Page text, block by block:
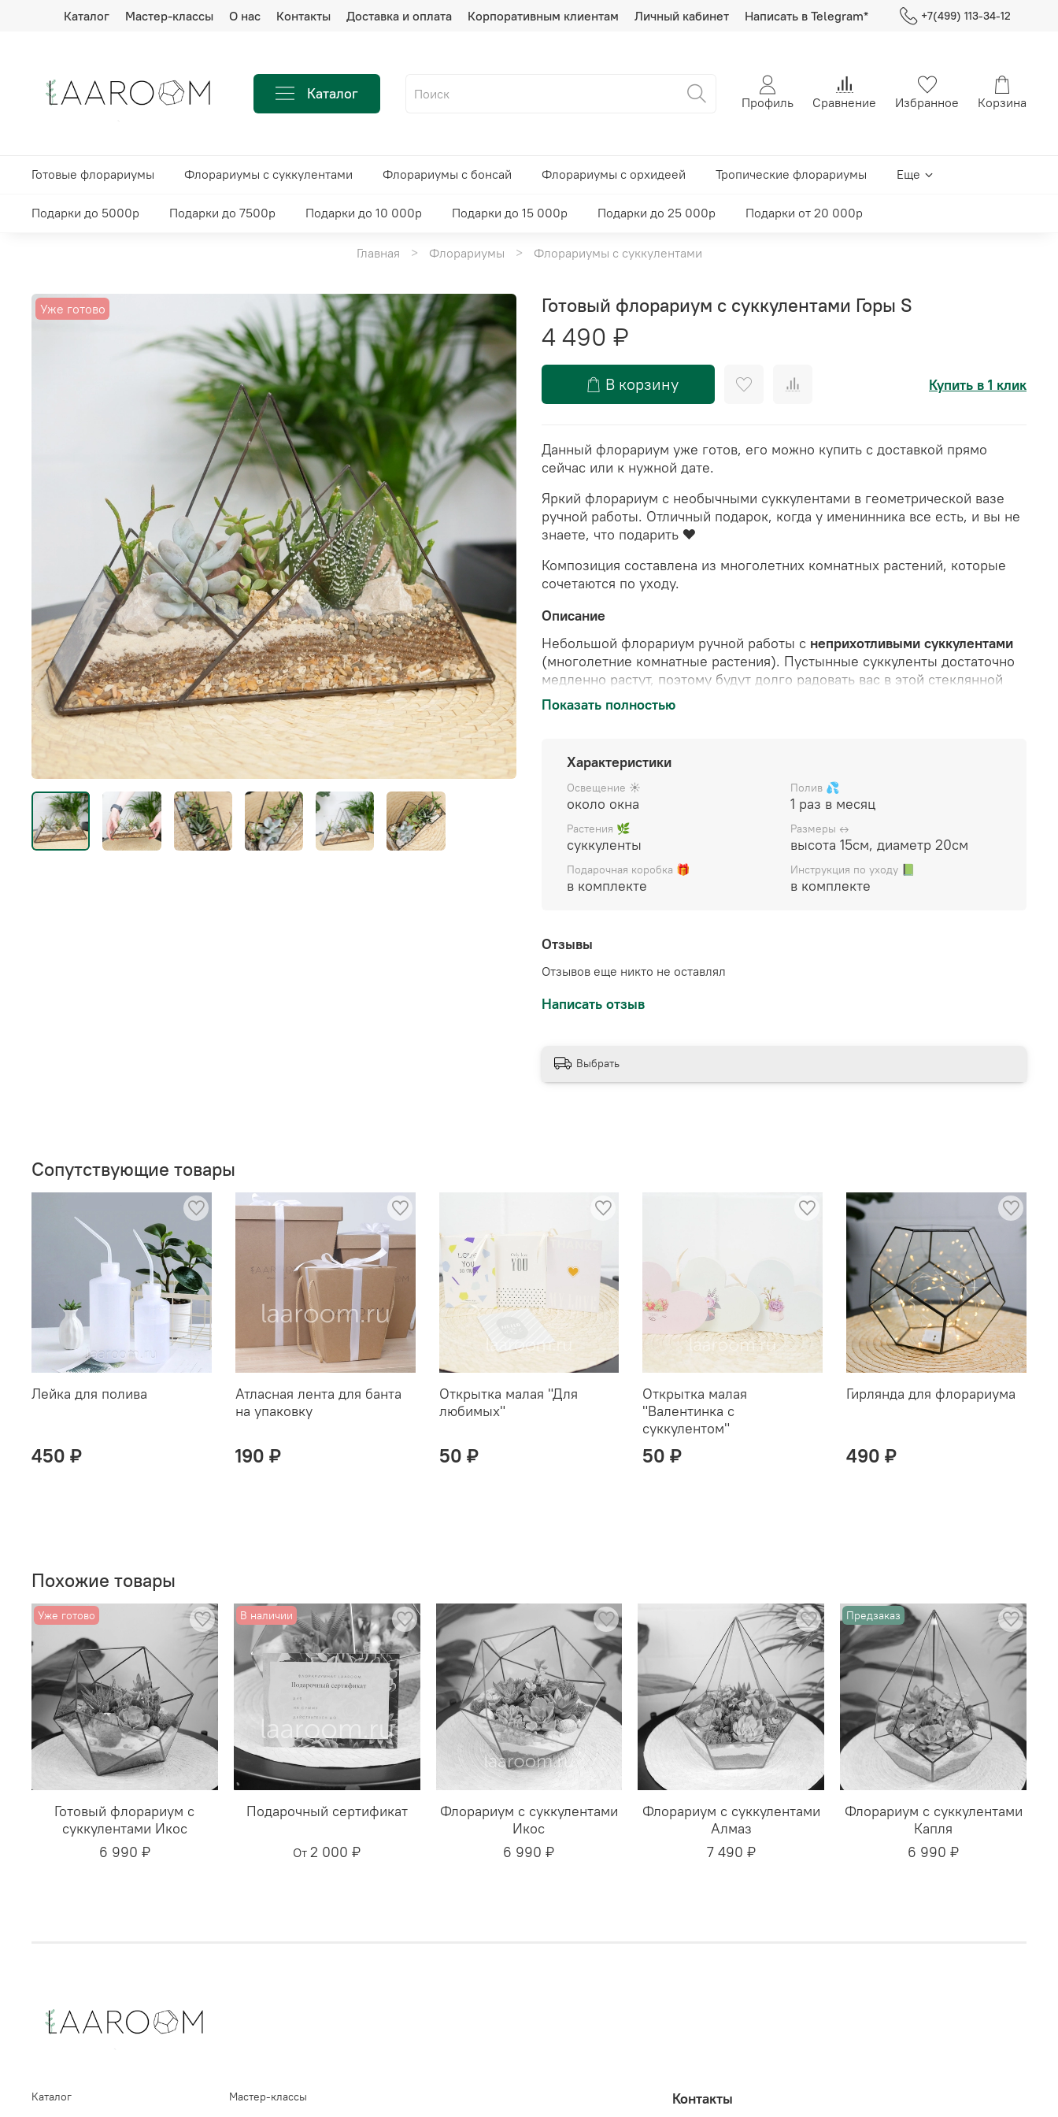
Каталог Мастер-классы О нас Контакты Доставка и оплата Корпоративным клиентам Личный кабинет Написать в Telegram* +7(499) 113-34-12
Каталог Профиль Сравнение Избранное Корзина
Готовые флорариумы Флорариумы с суккулентами Флорариумы с бонсай Флорариумы с орхидеей Тропические флорариумы Еще
Подарки до 5000р Подарки до 7500р Подарки до 10 000р Подарки до 15 000р Подарки до 25 000р Подарки от 20 000р
Главная Флорариумы Флорариумы с суккулентами
Уже готово Готовый флорариум с суккулентами Горы S
4 490 ₽
В корзину Купить в 1 клик
Данный флорариум уже готов, его можно купить с доставкой прямо
сейчас или к нужной дате.
Яркий флорариум с необычными суккулентами в геометрической вазе
ручной работы. Отличный подарок, когда у именинника все есть, и вы не
знаете, что подарить ❤️
Композиция составлена из многолетних комнатных растений, которые
сочетаются по уходу.
Описание
Небольшой флорариум ручной работы с неприхотливыми суккулентами
(многолетние комнатные растения). Пустынные суккуленты достаточно
медленно растут, поэтому будут долго радовать вас в этой стеклянной
вазе.
профессиональный грунт. Украшен камнями и стабилизированным мхом
Цена указана за готовый флорариум
декором), упаковывается в подарочный пакет, прилагается инструкция по
уходу.
Показать полностью
Характеристики
Освещение ☀️
около окна
Полив 💦
1 раз в месяц
Растения 🌿
суккуленты
Размеры ↔️
высота 15см, диаметр 20см
Подарочная коробка 🎁
в комплекте
Инструкция по уходу 📗
в комплекте
Отзывы
Отзывов еще никто не оставлял
Написать отзыв
Выбрать
Сопутствующие товары
Лейка для полива
450 ₽
Атласная лента для банта
на упаковку
190 ₽
Открытка малая "Для
любимых"
50 ₽
Открытка малая
"Валентинка с
суккулентом"
50 ₽
Гирлянда для флорариума
490 ₽
Похожие товары
Уже готово
Готовый флорариум с
суккулентами Икос
6 990 ₽
В наличии
Подарочный сертификат
От 2 000 ₽
Флорариум с суккулентами
Икос
6 990 ₽
Флорариум с суккулентами
Алмаз
7 490 ₽
Предзаказ
Флорариум с суккулентами
Капля
6 990 ₽
Каталог
Мастер-классы
Контакты